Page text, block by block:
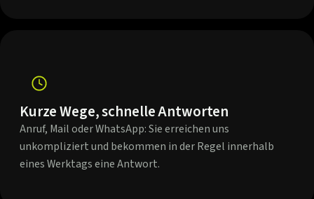
Kurze Wege, schnelle Antworten
Anruf, Mail oder WhatsApp: Sie erreichen uns
unkompliziert und bekommen in der Regel innerhalb
eines Werktags eine Antwort.